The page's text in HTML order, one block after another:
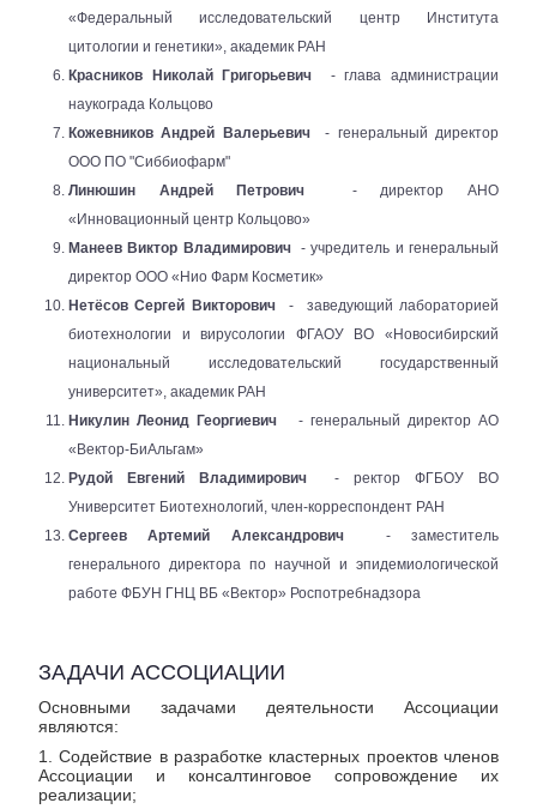
«Федеральный исследовательский центр Института
цитологии и генетики», академик РАН
Красников Николай Григорьевич - глава администрации
наукограда Кольцово
Кожевников Андрей Валерьевич- генеральный директор
ООО ПО "Сиббиофарм"
Линюшин Андрей Петрович - директор АНО
«Инновационный центр Кольцово»
Манеев Виктор Владимирович- учредитель и генеральный
директор ООО «Нио Фарм Косметик»
Нетёсов Сергей Викторович
-
заведующий лабораторией
биотехнологии и вирусологии ФГАОУ ВО «Новосибирский
национальный исследовательский государственный
университет», академик РАН
Никулин Леонид Георгиевич
- генеральный директор АО
«Вектор-БиАльгам»
Рудой Евгений Владимирович- ректор ФГБОУ ВО
Университет Биотехнологий, член-корреспондент РАН
Сергеев Артемий Александрович
- заместитель
генерального директора по научной и эпидемиологической
работе ФБУН ГНЦ ВБ «Вектор» Роспотребнадзора
ЗАДАЧИ АССОЦИАЦИИ
Основными задачами деятельности Ассоциации
являются:
1. Содействие в разработке кластерных проектов членов
Ассоциации и консалтинговое сопровождение их
реализации;